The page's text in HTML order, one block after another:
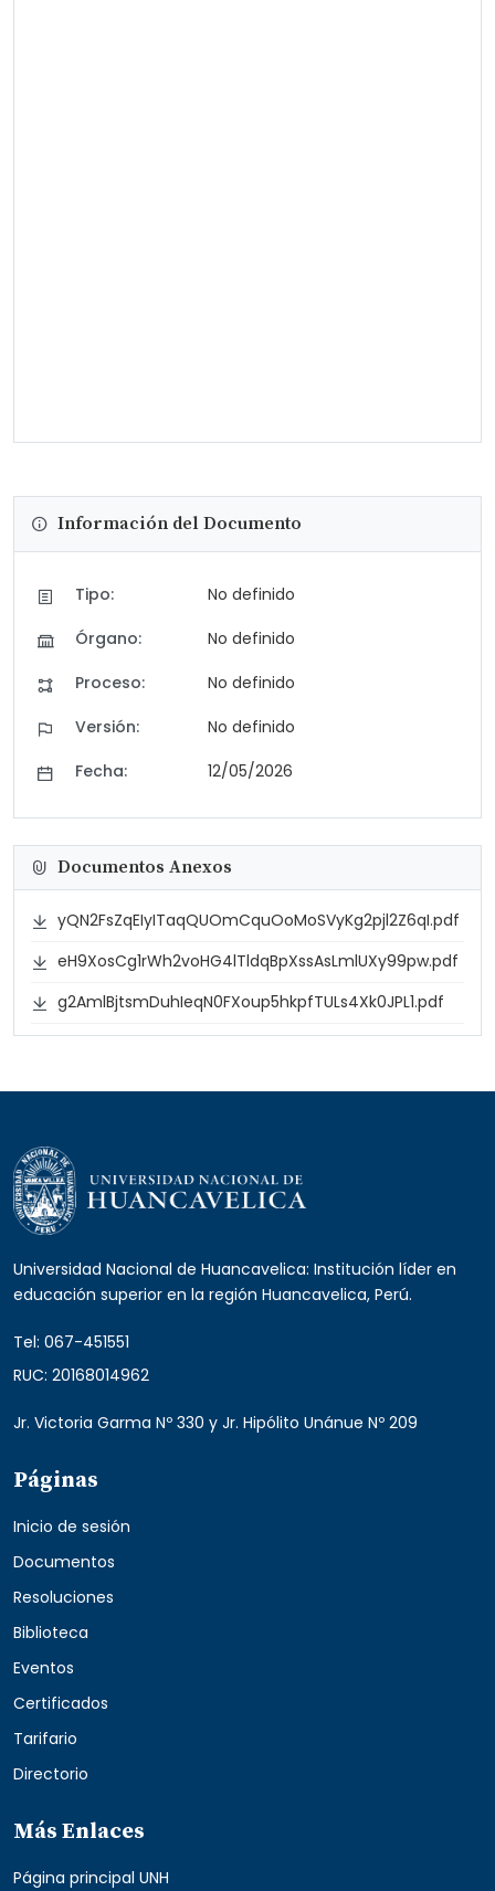
Información del Documento
Tipo:
No definido
Órgano:
No definido
Proceso:
No definido
Versión:
No definido
Fecha:
12/05/2026
Documentos Anexos
yQN2FsZqEIyITaqQUOmCquOoMoSVyKg2pjl2Z6qI.pdf
eH9XosCg1rWh2voHG4lTldqBpXssAsLmlUXy99pw.pdf
g2AmlBjtsmDuhIeqN0FXoup5hkpfTULs4Xk0JPL1.pdf
Universidad Nacional de Huancavelica: Institución líder en
educación superior en la región Huancavelica, Perú.
Tel: 067-451551
RUC: 20168014962
Jr. Victoria Garma Nº 330 y Jr. Hipólito Unánue Nº 209
Páginas
Inicio de sesión
Documentos
Resoluciones
Biblioteca
Eventos
Certificados
Tarifario
Directorio
Más Enlaces
Página principal UNH